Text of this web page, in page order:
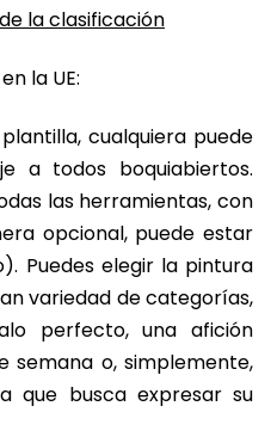
la UE:
cualquiera puede
a todos boquiabiertos.
las herramientas, con
opcional, puede estar
Puedes elegir la pintura
variedad de categorías,
perfecto, una afición
semana o, simplemente,
que busca expresar su
la clasificación